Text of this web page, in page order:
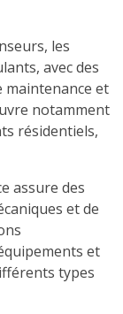
les
avec des
maintenance et
notamment
résidentiels,
assure des
et de
et
types